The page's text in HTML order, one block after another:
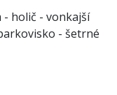
- holič - vonkajší
- šetrné